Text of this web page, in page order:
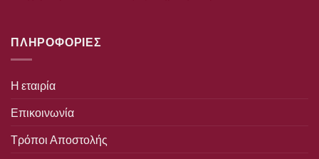
ΠΛΗΡΟΦΟΡΙΕΣ
Η εταιρία
Επικοινωνία
Τρόποι Αποστολής